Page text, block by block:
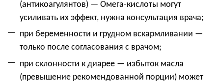
(антикоагулянтов) — Омега-кислоты могут
усиливать их эффект, нужна консультация врача;
при беременности и грудном вскармливании —
только после согласования с врачом;
при склонности к диарее — избыток масла
(превышение рекомендованной порции) может